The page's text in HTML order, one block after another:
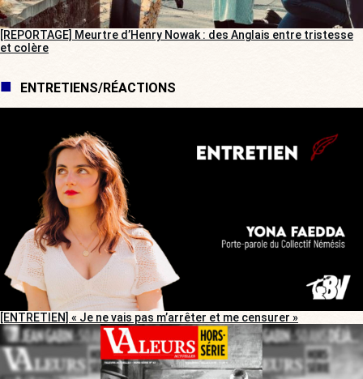
[REPORTAGE] Meurtre d’Henry Nowak : des Anglais entre tristesse
et colère
ENTRETIENS/RÉACTIONS
[ENTRETIEN] « Je ne vais pas m’arrêter et me censurer »